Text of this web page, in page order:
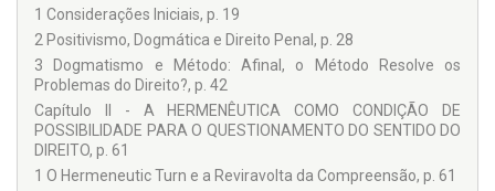
1 Considerações Iniciais, p. 19
2 Positivismo, Dogmática e Direito Penal, p. 28
3 Dogmatismo e Método: Afinal, o Método Resolve os
Problemas do Direito?, p. 42
Capítulo II - A HERMENÊUTICA COMO CONDIÇÃO DE
POSSIBILIDADE PARA O QUESTIONAMENTO DO SENTIDO DO
DIREITO, p. 61
1 O Hermeneutic Turn e a Reviravolta da Compreensão, p. 61